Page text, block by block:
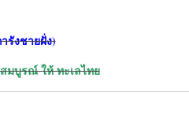
รังชายฝั่ง)
มบูรณ์ ให้ ทะเลไทย